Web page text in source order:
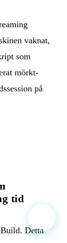
vaknat,
som
mörkt-
på
tid
Detta